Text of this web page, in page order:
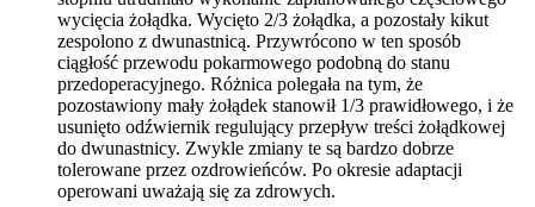
wycięcia żołądka. Wycięto 2/3 żołądka, a pozostały kikut
zespolono z dwunastnicą. Przywrócono w ten sposób
ciągłość przewodu pokarmowego podobną do stanu
przedoperacyjnego. Różnica polegała na tym, że
pozostawiony mały żołądek stanowił 1/3 prawidłowego, i że
usunięto odźwiernik regulujący przepływ treści żołądkowej
do dwunastnicy. Zwykle zmiany te są bardzo dobrze
tolerowane przez ozdrowieńców. Po okresie adaptacji
operowani uważają się za zdrowych.